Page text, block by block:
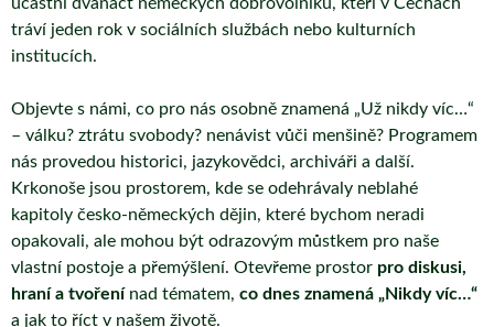
tráví jeden rok v sociálních službách nebo kulturních
institucích.
Objevte s námi, co pro nás osobně znamená „Už nikdy víc…“
– válku? ztrátu svobody? nenávist vůči menšině? Programem
nás provedou historici, jazykovědci, archiváři a další.
Krkonoše jsou prostorem, kde se odehrávaly neblahé
kapitoly česko-německých dějin, které bychom neradi
opakovali, ale mohou být odrazovým můstkem pro naše
vlastní postoje a přemýšlení. Otevřeme prostor pro diskusi,
hraní a tvořenínad tématem, co dnes znamená „Nikdy víc…“
a jak to říct v našem životě.